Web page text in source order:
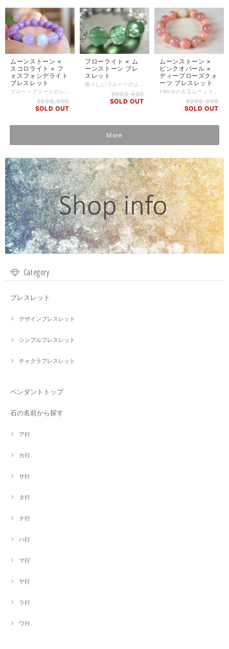
ムーンストーン ×
スコロライト × フ
ォスフォシデライト
ブレスレット
¥999,999
SOLD OUT
フローライト × ム
ーンストーン ブレ
スレット
¥999,999
SOLD OUT
ムーンストーン ×
ピンクオパール ×
ディープローズクォ
ーツ ブレスレット
¥999,999
SOLD OUT
More
Category
ブレスレット
デザインブレスレット
シンプルブレスレット
チャクラブレスレット
ペンダントトップ
石の名前から探す
ア行
カ行
サ行
タ行
ナ行
ハ行
マ行
ヤ行
ラ行
ワ行